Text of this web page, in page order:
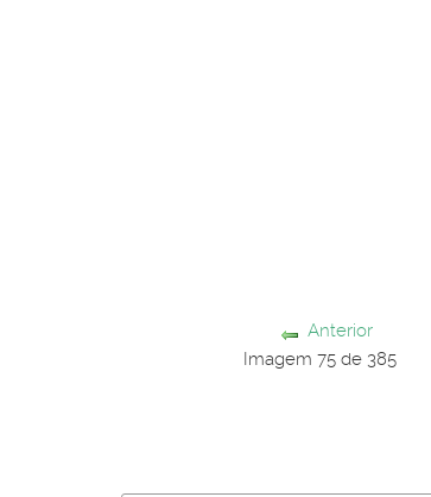
Anterior
Imagem 75 de 385